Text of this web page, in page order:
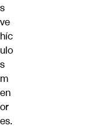
s
ve
híc
ulo
s
m
en
or
es.